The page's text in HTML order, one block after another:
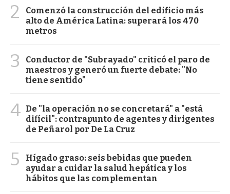
2
Comenzó la construcción del edificio más
alto de América Latina: superará los 470
metros
3
Conductor de "Subrayado" criticó el paro de
maestros y generó un fuerte debate: "No
tiene sentido"
4 De "la operación no se concretará" a "está
difícil": contrapunto de agentes y dirigentes
de Peñarol por De La Cruz
5
Hígado graso: seis bebidas que pueden
ayudar a cuidar la salud hepática y los
hábitos que las complementan